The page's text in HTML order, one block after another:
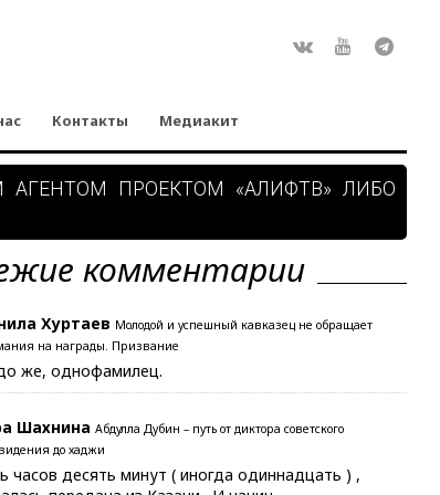
Контакты Медиакит
ПРОЕКТОМ «АЛИФТВ» ЛИБО
комментарии
Хуртаев Молодой и успешный кавказец не обращает
на награды. Призвание
же, однофамилец.
Шахнина Абдулла Дубин – путь от диктора советского
до хаджи
часов десять минут ( иногда одиннадцать ) ,